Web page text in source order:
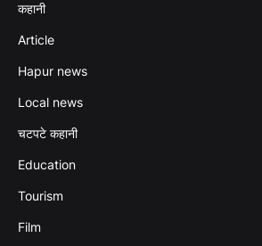
कहानी
Article
Hapur news
Local news
चटपटे कहानी
Education
Tourism
Film